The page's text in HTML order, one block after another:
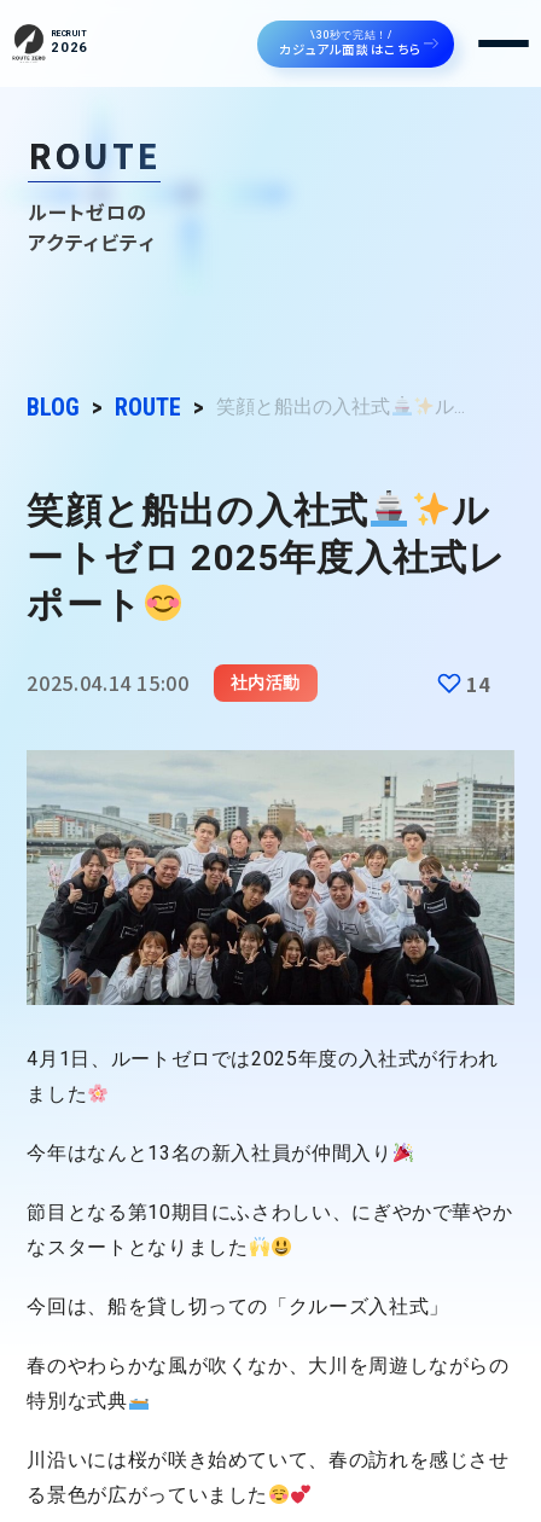
RECRUIT
2026
\30秒で完結！/
カジュアル面談はこちら
ROUTE
ルートゼロの
アクティビティ
BLOG ROUTE 笑顔と船出の入社式 ル...
笑顔と船出の入社式
ル
ートゼロ 2025年度入社式レ
ポート
2025.04.14 15:00 社内活動 14
4月1日、ルートゼロでは2025年度の入社式が行われ
ました
今年はなんと13名の新入社員が仲間入り
節目となる第10期目にふさわしい、にぎやかで華やか
なスタートとなりました
今回は、船を貸し切っての「クルーズ入社式」
春のやわらかな風が吹くなか、大川を周遊しながらの
特別な式典
川沿いには桜が咲き始めていて、春の訪れを感じさせ
る景色が広がっていました